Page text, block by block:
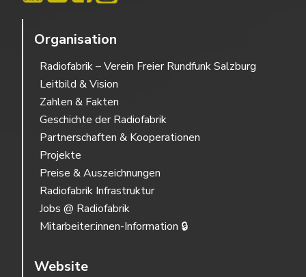
Organisation
Radiofabrik – Verein Freier Rundfunk Salzburg
Leitbild & Vision
Zahlen & Fakten
Geschichte der Radiofabrik
Partnerschaften & Kooperationen
Projekte
Preise & Auszeichnungen
Radiofabrik Infrastruktur
Jobs @ Radiofabrik
Mitarbeiter:innen-Information 🔒
Website